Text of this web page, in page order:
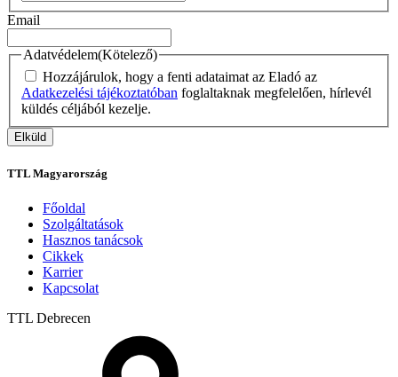
Email
Adatvédelem(Kötelező)
Hozzájárulok, hogy a fenti adataimat az Eladó az
Adatkezelési tájékoztatóban foglaltaknak megfelelően, hírlevél
küldés céljából kezelje.
TTL Magyarország
Főoldal
Szolgáltatások
Hasznos tanácsok
Cikkek
Karrier
Kapcsolat
TTL Debrecen